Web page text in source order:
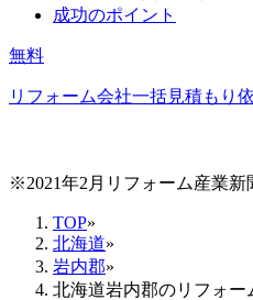
成功のポイント
無料
リフォーム会社一括見積もり
※2021年2月リフォーム産業新
TOP»
北海道»
岩内郡»
北海道岩内郡のリフォ